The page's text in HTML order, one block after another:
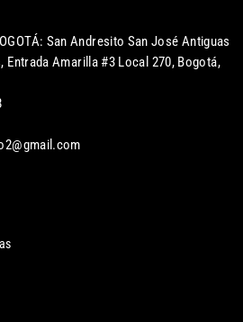
San Andresito San José Antiguas
Entrada Amarilla #3 Local 270, Bogotá,